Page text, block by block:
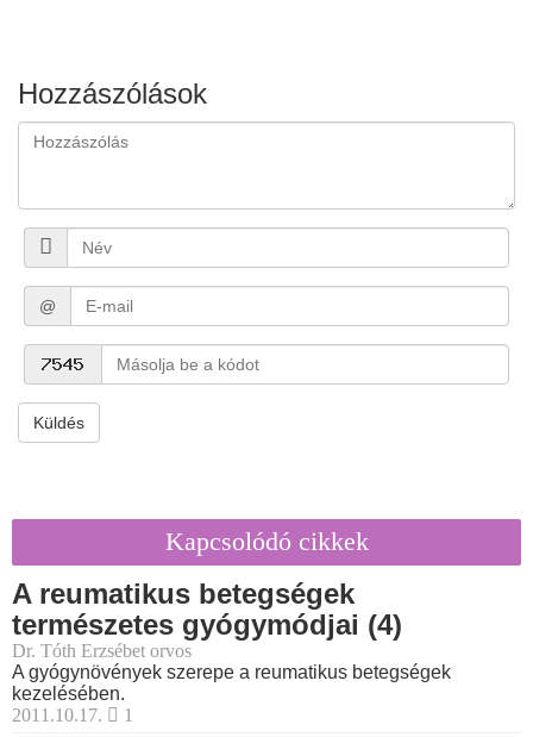
Hozzászólások
@
Küldés
Kapcsolódó cikkek
A reumatikus betegségek
természetes gyógymódjai (4)
Dr. Tóth Erzsébet orvos
A gyógynövények szerepe a reumatikus betegségek
kezelésében.
2011.10.17.
1